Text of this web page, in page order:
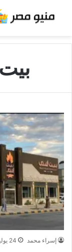
إسراء محمد 24 يوليو، 2024